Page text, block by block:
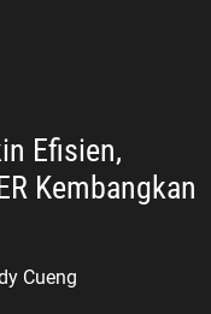
Efisien,
Kembangkan
Cueng